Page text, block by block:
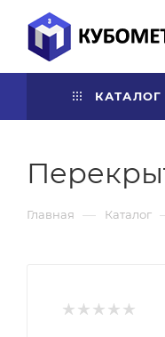
КАТАЛОГ
Главная — Каталог